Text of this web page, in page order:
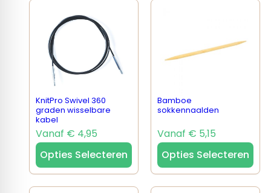
KnitPro Swivel 360
graden wisselbare
kabel
Vanaf € 4,95
Opties Selecteren
Bamboe
sokkennaalden
Vanaf € 5,15
Opties Selecteren